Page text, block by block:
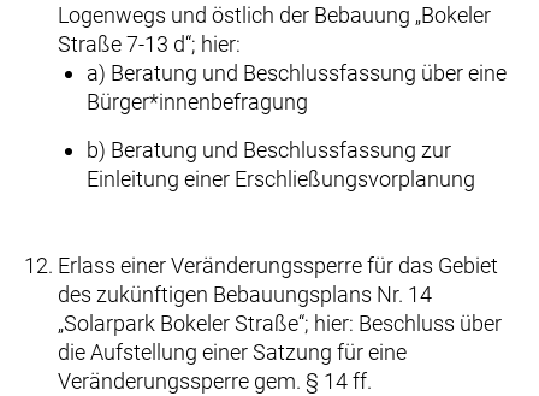
Logenwegs und östlich der Bebauung „Bokeler
Straße 7-13 d“; hier:
a) Beratung und Beschlussfassung über eine
Bürger*innenbefragung
b) Beratung und Beschlussfassung zur
Einleitung einer Erschließungsvorplanung
Erlass einer Veränderungssperre für das Gebiet
des zukünftigen Bebauungsplans Nr. 14
„Solarpark Bokeler Straße“; hier: Beschluss über
die Aufstellung einer Satzung für eine
Veränderungssperre gem. § 14 ff.